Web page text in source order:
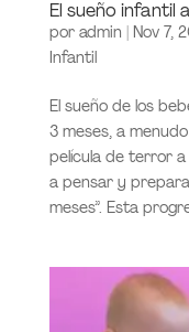
El sueño infantil
por admin | Nov 7,
Infantil
El sueño de los
3 meses, a
película de terror
a pensar y
meses”. Esta